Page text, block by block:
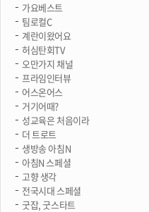
가요베스트
팀로컬C
계란이왔어요
허심탄회TV
오만가지 채널
프라임인터뷰
어스온어스
거기어때?
성교육은 처음이라
더 트로트
생방송 아침N
아침N 스페셜
고향 생각
전국시대 스페셜
굿잡, 굿스타트